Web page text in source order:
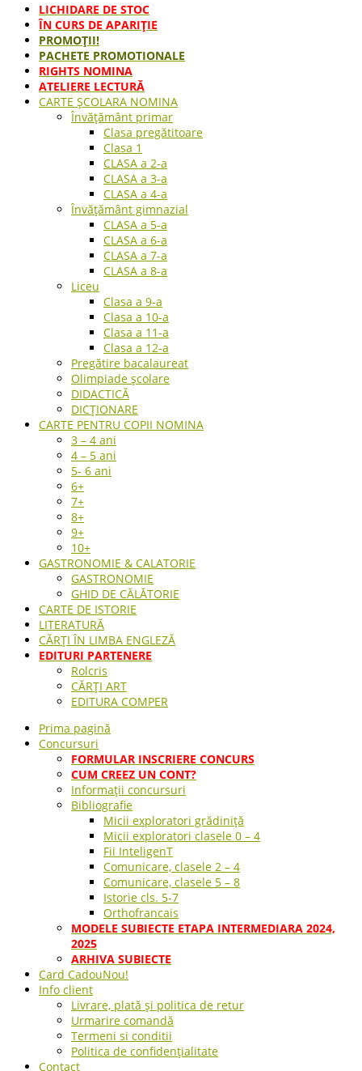
LICHIDARE DE STOC
ÎN CURS DE APARIŢIE
PROMOȚII!
PACHETE PROMOTIONALE
RIGHTS NOMINA
ATELIERE LECTURĂ
CARTE ŞCOLARA NOMINA
Învățământ primar
Clasa pregătitoare
Clasa 1
CLASA a 2-a
CLASA a 3-a
CLASA a 4-a
Învățământ gimnazial
CLASA a 5-a
CLASA a 6-a
CLASA a 7-a
CLASA a 8-a
Liceu
Clasa a 9-a
Clasa a 10-a
Clasa a 11-a
Clasa a 12-a
Pregătire bacalaureat
Olimpiade școlare
DIDACTICĂ
DICȚIONARE
CARTE PENTRU COPII NOMINA
3 – 4 ani
4 – 5 ani
5- 6 ani
6+
7+
8+
9+
10+
GASTRONOMIE & CALATORIE
GASTRONOMIE
GHID DE CĂLĂTORIE
CARTE DE ISTORIE
LITERATURĂ
CĂRȚI ÎN LIMBA ENGLEZĂ
EDITURI PARTENERE
Rolcris
CĂRȚI ART
EDITURA COMPER
Prima pagină
Concursuri
FORMULAR INSCRIERE CONCURS
CUM CREEZ UN CONT?
Informații concursuri
Bibliografie
Micii exploratori grădiniță
Micii exploratori clasele 0 – 4
Fii InteligenT
Comunicare, clasele 2 – 4
Comunicare, clasele 5 – 8
Istorie cls. 5-7
Orthofrancais
MODELE SUBIECTE ETAPA INTERMEDIARA 2024,
2025
ARHIVA SUBIECTE
Card CadouNou!
Info client
Livrare, plată și politica de retur
Urmarire comandă
Termeni si conditii
Politica de confidențialitate
Contact